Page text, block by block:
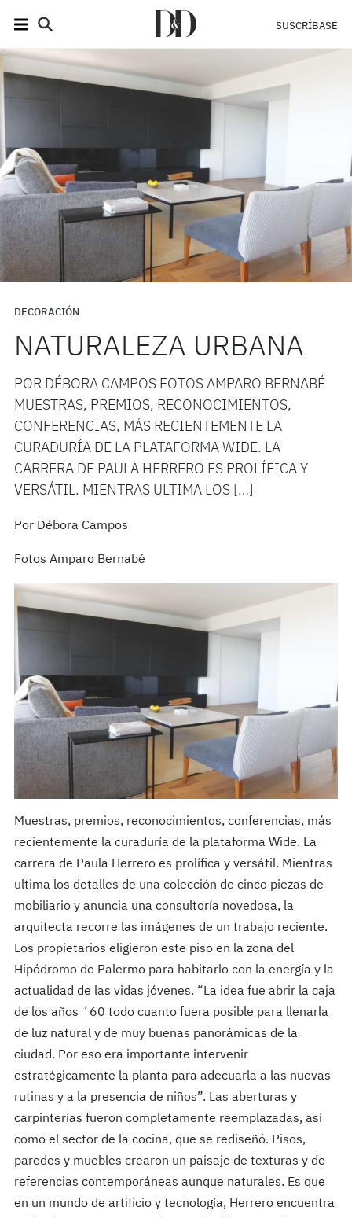
SUSCRÍBASE
DECORACIÓN
NATURALEZA URBANA
POR DÉBORA CAMPOS FOTOS AMPARO BERNABÉ
MUESTRAS, PREMIOS, RECONOCIMIENTOS,
CONFERENCIAS, MÁS RECIENTEMENTE LA
CURADURÍA DE LA PLATAFORMA WIDE. LA
CARRERA DE PAULA HERRERO ES PROLÍFICA Y
VERSÁTIL. MIENTRAS ULTIMA LOS […]
Por Débora Campos
Fotos Amparo Bernabé
Muestras, premios, reconocimientos, conferencias, más
recientemente la curaduría de la plataforma Wide. La
carrera de Paula Herrero es prolífica y versátil. Mientras
ultima los detalles de una colección de cinco piezas de
mobiliario y anuncia una consultoría novedosa, la
arquitecta recorre las imágenes de un trabajo reciente.
Los propietarios eligieron este piso en la zona del
Hipódromo de Palermo para habitarlo con la energía y la
actualidad de las vidas jóvenes. “La idea fue abrir la caja
de los años ´60 todo cuanto fuera posible para llenarla
de luz natural y de muy buenas panorámicas de la
ciudad. Por eso era importante intervenir
estratégicamente la planta para adecuarla a las nuevas
rutinas y a la presencia de niños”. Las aberturas y
carpinterías fueron completamente reemplazadas, así
como el sector de la cocina, que se rediseñó. Pisos,
paredes y muebles crearon un paisaje de texturas y de
referencias contemporáneas aunque naturales. Es que
en un mundo de artificio y tecnología, Herrero encuentra